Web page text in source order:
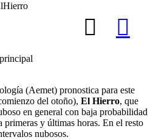
(Aemet) pronostica para este
del otoño), El Hierro, que
en general con baja probabilidad
primeras y últimas horas. En el resto
nubosos.